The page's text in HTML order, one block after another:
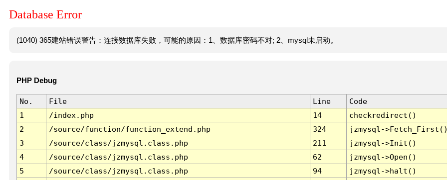
Database Error
(1040) 365建站错误警告：连接数据库失败，可能的原因：1、数据库密码不对; 2、mysql未启动。
PHP Debug
No. File Line
Code
1
/index.php 14
checkredirect()
2
/source/function/function_extend.php 324
jzmysql-
3
/source/class/jzmysql.class.php 211
jzmysql->Init()
4
/source/class/jzmysql.class.php 62
jzmysql->Open()
5
/source/class/jzmysql.class.php 94
jzmysql->halt()